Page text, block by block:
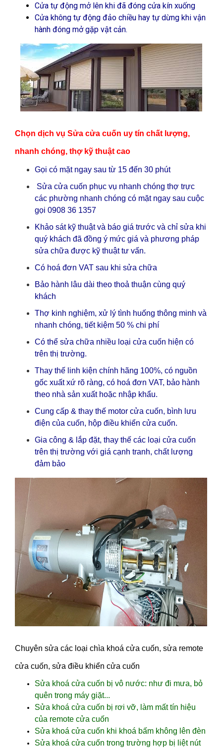
Cửa tự động mở lên khi đã đóng cửa kín xuống
Cửa không tự động đảo chiều hay tự dừng khi vận
hành đóng mở gặp vật cản.
Chọn dịch vụ Sửa cửa cuốn uy tín chất lượng,
nhanh chóng, thợ kỹ thuật cao
Gọi có mặt ngay sau từ 15 đến 30 phút
Sửa cửa cuốn phục vụ nhanh chóng thợ trực
các phường nhanh chóng có mặt ngay sau cuộc
gọi 0908 36 1357
Khảo sát kỹ thuật và báo giá trước và chỉ sửa khi
quý khách đã đồng ý mức giá và phương pháp
sửa chữa được kỹ thuật tư vấn.
Có hoá đơn VAT sau khi sửa chữa
Bảo hành lâu dài theo thoả thuận cùng quý
khách
Thợ kinh nghiệm, xử lý tình huống thông minh và
nhanh chóng, tiết kiệm 50 % chi phí
Có thể sửa chữa nhiều loại cửa cuốn hiện có
trên thị trường.
Thay thế linh kiện chính hãng 100%, có nguồn
gốc xuất xứ rõ ràng, có hoá đơn VAT, bảo hành
theo nhà sản xuất hoặc nhập khẩu.
Cung cấp & thay thế motor cửa cuốn, bình lưu
điện của cuốn, hộp điều khiển cửa cuốn.
Gia công & lắp đặt, thay thế các loại cửa cuốn
trên thị trường với giá cạnh tranh, chất lượng
đảm bảo
Chuyên sửa các loại chìa khoá cửa cuốn, sửa remote
cửa cuốn, sửa điều khiển cửa cuốn
Sửa khoá cửa cuốn bị vô nước: như đi mưa, bỏ
quên trong máy giặt...
Sửa khoá cửa cuốn bị rơi vỡ, làm mất tín hiệu
của remote cửa cuốn
Sửa khoá cửa cuốn khi khoá bấm không lên đèn
Sửa khoá cửa cuốn trong trường hợp bị liệt nút